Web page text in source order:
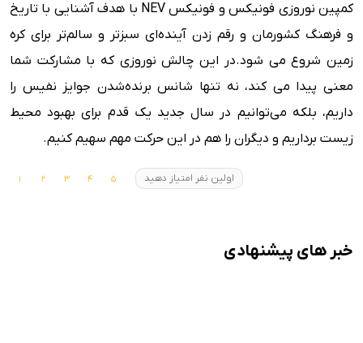
کمپین نوروزی فونیکس و فونیکس NEV با هدف آشنایی با تاریخ
و فرهنگ کشورمان و رقم زدن آینده‌ای سبزتر و سالم‌تر برای کره
زمین شروع می شود.در این چالش نوروزی که با مشارکت شما
معنی پیدا می کند، نه تنها شانس برنده‌شدن جوایز نفیس را
داریم، بلکه می‌توانیم در سال جدید یک قدم برای بهبود محیط
زیست برداریم و دیگران را هم در این حرکت مهم سهیم کنیم.
اولین نفر امتیاز دهید
خبر های پیشنهادی